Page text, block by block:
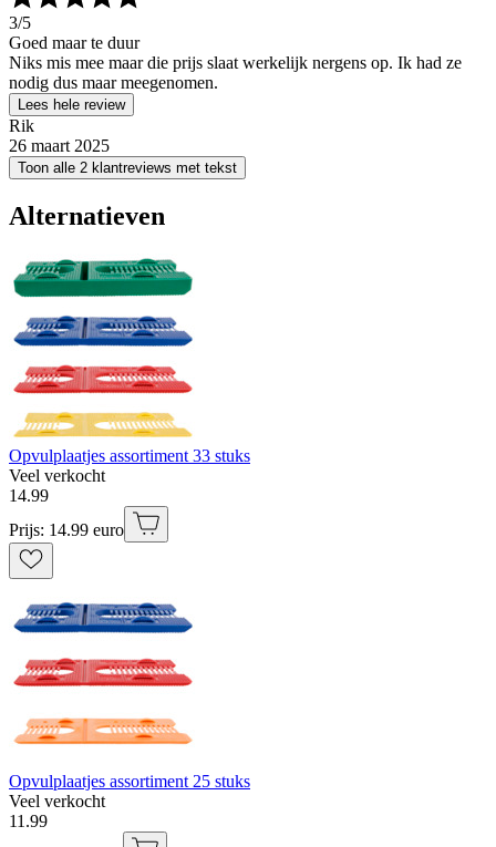
3/5
Goed maar te duur
Niks mis mee maar die prijs slaat werkelijk nergens op. Ik had ze
nodig dus maar meegenomen.
Lees hele review
Rik
26 maart 2025
Toon alle 2 klantreviews met tekst
Alternatieven
Opvulplaatjes assortiment 33 stuks
Veel verkocht
14.99
Prijs: 14.99 euro
Opvulplaatjes assortiment 25 stuks
Veel verkocht
11 .99